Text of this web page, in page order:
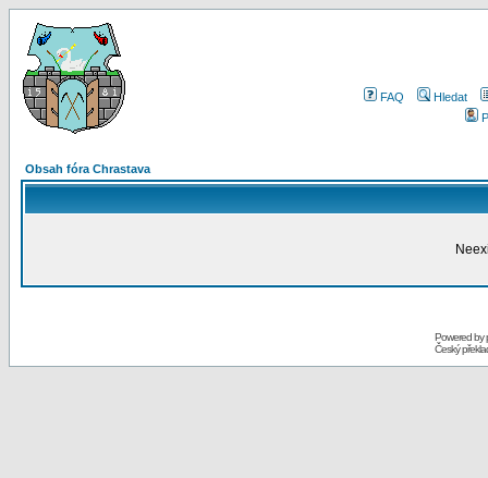
FAQ
Hledat
Obsah fóra Chrastava
Powered by
Český